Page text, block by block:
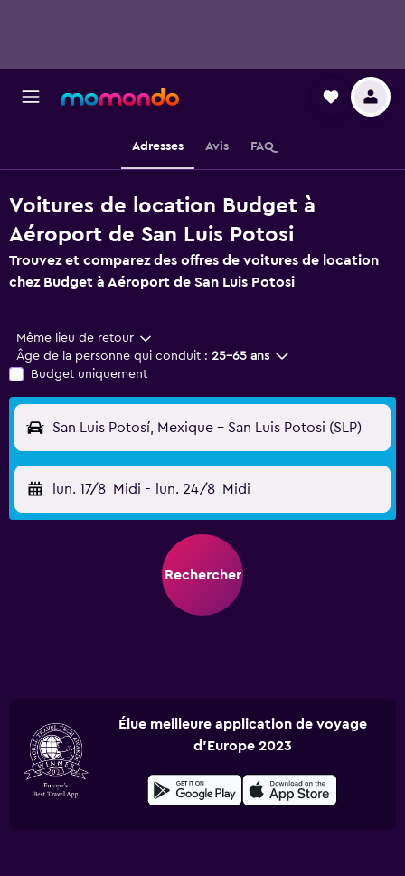
Adresses Avis FAQ
Voitures de location Budget à
Aéroport de San Luis Potosi
Trouvez et comparez des offres de voitures de location
chez Budget à Aéroport de San Luis Potosi
Même lieu de retour
Âge de la personne qui conduit : 25-65 ans
Budget uniquement
San Luis Potosí, Mexique - San Luis Potosi (SLP)
lun. 17/8 Midi - lun. 24/8 Midi
Rechercher
Élue meilleure application de voyage
d'Europe 2023